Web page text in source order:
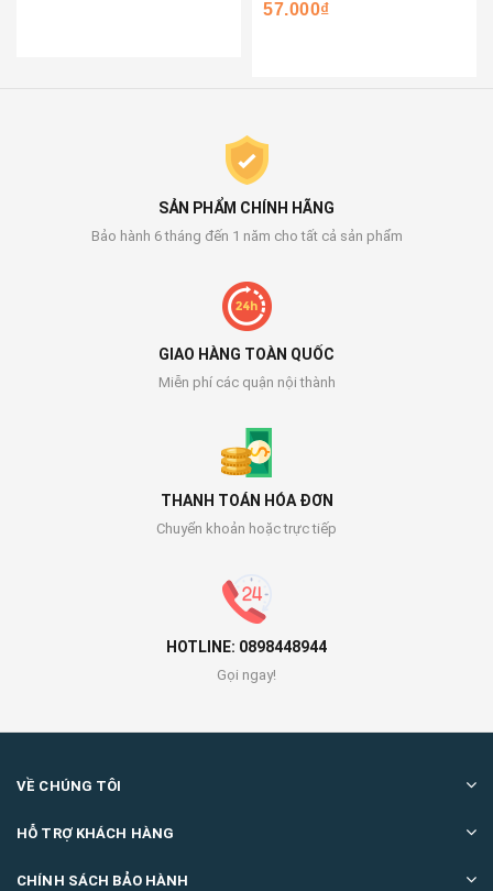
57.000₫
SẢN PHẨM CHÍNH HÃNG
Bảo hành 6 tháng đến 1 năm cho tất cả sản phẩm
GIAO HÀNG TOÀN QUỐC
Miễn phí các quận nội thành
THANH TOÁN HÓA ĐƠN
Chuyển khoản hoặc trực tiếp
HOTLINE: 0898448944
Gọi ngay!
VỀ CHÚNG TÔI
HỖ TRỢ KHÁCH HÀNG
CHÍNH SÁCH BẢO HÀNH